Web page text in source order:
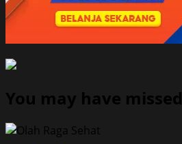
You may have missed